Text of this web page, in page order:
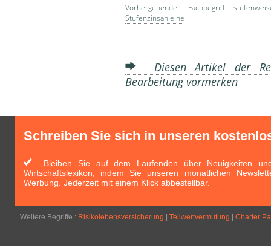
Vorhergehender Fachbegriff:
Stufenzinsanleihe
Diesen Artikel der
Bearbeitung vormerken
Schreiben Sie sich in unseren
Bleiben Sie auf dem Laufenden über Neuigkeiten
Wirtschaftslexikon, indem Sie unseren monatlichen
Werbung. Jederzeit mit einem Klick abbestellbar.
Weitere Begriffe : Risikolebensversicherung Teilwertvermutung Charter